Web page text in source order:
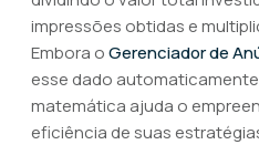
impressões obtidas e
Embora oGerenciador de
esse dado
matemática ajuda o
eficiência de suas